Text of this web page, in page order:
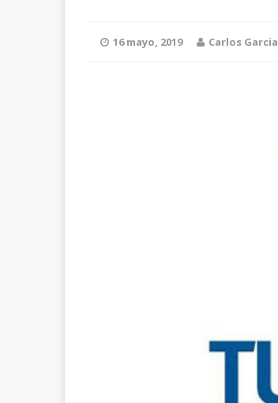
16 mayo, 2019 Carlos Garcia